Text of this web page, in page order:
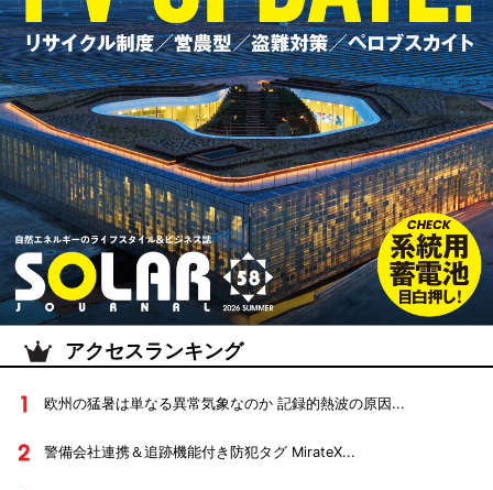
アクセスランキング
欧州の猛暑は単なる異常気象なのか 記録的熱波の原因...
警備会社連携＆追跡機能付き防犯タグ MirateX...